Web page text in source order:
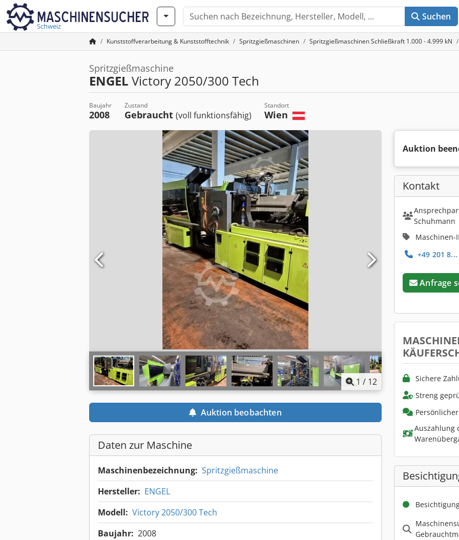
Schweiz
Suchen
Kunststoffverarbeitung & Kunststofftechnik Spritzgießmaschinen Spritzgießmaschinen Schließkraft 1.000 - 4.999 kN
Spritzgießmaschine
ENGEL Victory 2050/300 Tech
Baujahr
2008
Zustand
Gebraucht (voll funktionsfähig)
Standort
Wien
1 / 12
Auktion beobachten
Daten zur Maschine
Maschinenbezeichnung: Spritzgießmaschine
Hersteller: ENGEL
Modell: Victory 2050/300 Tech
Baujahr: 2008
Auktion
Kontakt
Schuhmann
Maschinen-
+49 201
Anfrage
Sichere
Streng
Auszahlung